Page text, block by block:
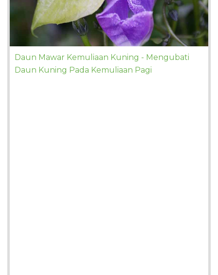
Daun Mawar Kemuliaan Kuning - Mengubati
Daun Kuning Pada Kemuliaan Pagi